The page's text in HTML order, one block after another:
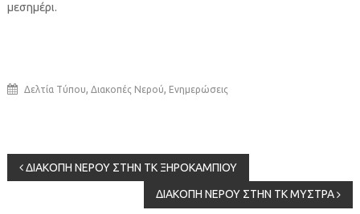
μεσημέρι.
Δελτία Τύπου, Διακοπές Νερού, Ενημερώσεις
Πλοήγηση
ΔΙΑΚΟΠΗ ΝΕΡΟΥ ΣΤΗΝ ΤΚ ΞΗΡΟΚΑΜΠΙΟΥ
ΔΙΑΚΟΠΗ ΝΕΡΟΥ ΣΤΗΝ ΤΚ ΜΥΣΤΡΑ